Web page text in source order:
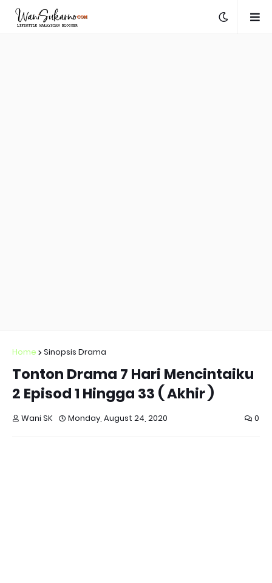
Home Sinopsis Drama
Tonton Drama 7 Hari Mencintaiku
2 Episod 1 Hingga 33 ( Akhir )
Wani SK Monday, August 24, 2020 0